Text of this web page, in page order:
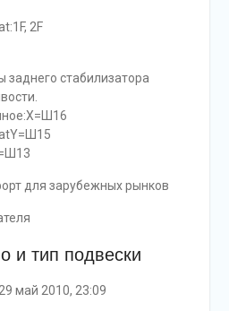
2F
заднего стабилизатора
для зарубежных рынков
и тип подвески
май 2010, 23:09